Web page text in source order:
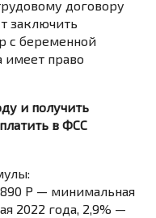
договору
заключить
с беременной
имеет право
и получить
в ФСС
890 Р — минимальная
2022 года, 2,9% —